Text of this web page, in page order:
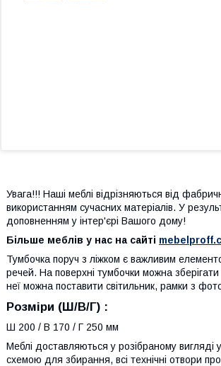
Увага!!! Наші меблі відрізняються від
використанням сучасних матеріалів. У
доповненням у інтер'єрі Вашого дому!
Більше меблів у нас на сайті
Тумбочка поруч з ліжком є важливим
речей. На поверхні тумбочки можна
неї можна поставити світильник, рамки з
Розміри (Ш/В/Г) :
Ш 200 / В 170 / Г 250 мм
Меблі доставляються у розібраному вигляді
схемою для збирання, всі технічні отвори